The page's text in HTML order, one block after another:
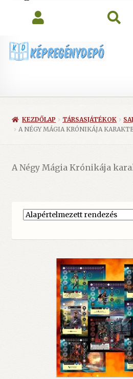
KEZDŐLAP TÁRSASJÁTÉKOK
A NÉGY MÁGIA KRÓNIKÁJA
A Négy Mágia Krónikája